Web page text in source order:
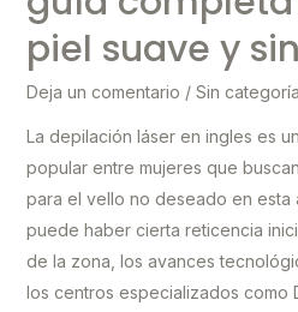
piel suave y
Deja un comentario / Sin categoría
La depilación láser en ingles es
popular entre mujeres que
para el vello no deseado en esta
puede haber cierta reticencia
de la zona, los avances
los centros especializados como